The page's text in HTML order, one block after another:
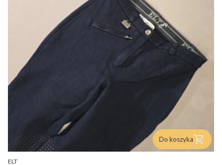
Do koszyka
PRODUCENT
ELT